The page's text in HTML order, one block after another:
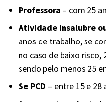
Professora – com 25
Atividade insalubre
anos de trabalho, se
no caso de baixo risco,
sendo pelo menos 25
Se PCD – entre 15 e 28